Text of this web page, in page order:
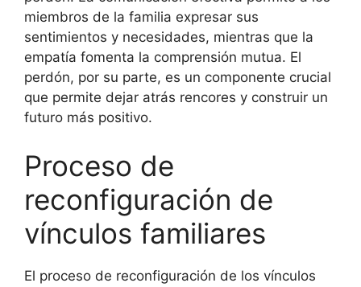
miembros de la familia expresar sus
sentimientos y necesidades, mientras que la
empatía fomenta la comprensión mutua. El
perdón, por su parte, es un componente crucial
que permite dejar atrás rencores y construir un
futuro más positivo.
Proceso de
reconfiguración de
vínculos familiares
El proceso de reconfiguración de los vínculos